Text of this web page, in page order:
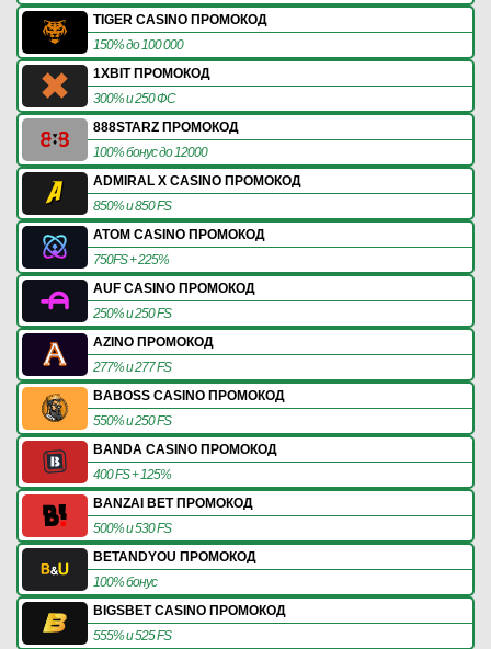
TIGER CASINO ПРОМОКОД
150% до 100 000
1XBIT ПРОМОКОД
300% и 250 ФС
888STARZ ПРОМОКОД
100% бонус до 12000
ADMIRAL X CASINO ПРОМОКОД
850% и 850 FS
ATOM CASINO ПРОМОКОД
750FS + 225%
AUF CASINO ПРОМОКОД
250% и 250 FS
AZINO ПРОМОКОД
277% и 277 FS
BABOSS CASINO ПРОМОКОД
550% и 250 FS
BANDA CASINO ПРОМОКОД
400 FS + 125%
BANZAI BET ПРОМОКОД
500% и 530 FS
BETANDYOU ПРОМОКОД
100% бонус
BIGSBET CASINO ПРОМОКОД
555% и 525 FS